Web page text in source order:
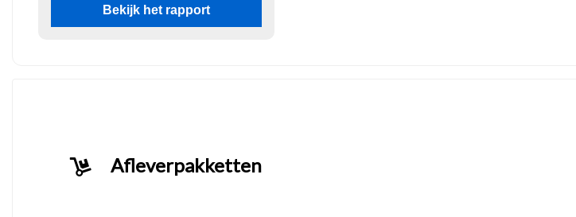
Bekijk het rapport
Afleverpakketten